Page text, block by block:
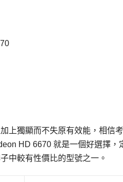
上獨顯而不失原有效能，相信
HD 6670 就是一個好選擇
中較有性價比的型號之一。